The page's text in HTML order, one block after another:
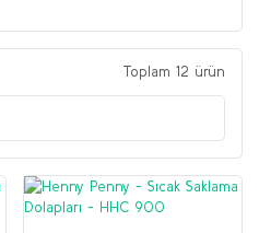
Toplam 12 ürün